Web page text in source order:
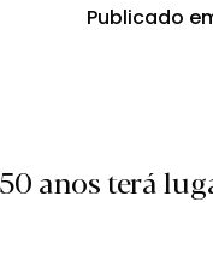
Publicado
anos terá